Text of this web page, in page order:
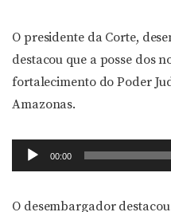
O presidente da Corte,
destacou que a posse dos
fortalecimento do Poder
Amazonas.
Tocador
de
00:00
O desembargador